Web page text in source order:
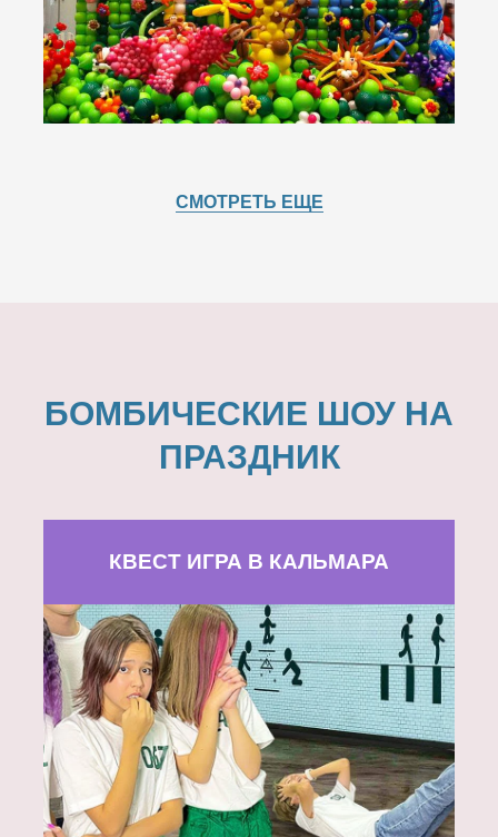
СМОТРЕТЬ ЕЩЕ
БОМБИЧЕСКИЕ ШОУ НА
ПРАЗДНИК
КВЕСТ ИГРА В КАЛЬМАРА